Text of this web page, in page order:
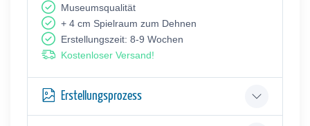
Museumsqualität
+ 4 cm Spielraum zum Dehnen
Erstellungszeit: 8-9 Wochen
Kostenloser Versand!
Erstellungsprozess